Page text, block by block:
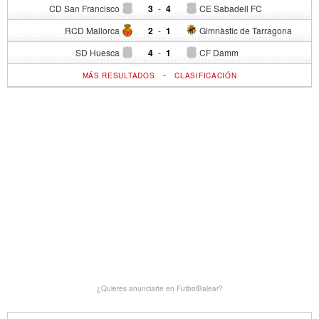
CD San Francisco 3 - CE Sabadell FC
4
RCD Mallorca 2 - Gimnàstic de Tarragona
1
SD Huesca 4 - CF Damm
1
MÁS RESULTADOS -CLASIFICACIÓN
¿Quieres anunciarte en FutbolBalear?